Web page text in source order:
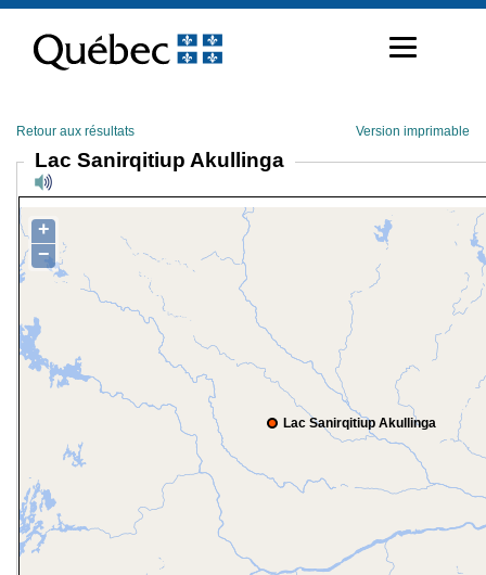
contenu
Retour aux résultats Version imprimable
Lac Sanirqitiup Akullinga
Lac Sanirqitiup Akullinga
+
−